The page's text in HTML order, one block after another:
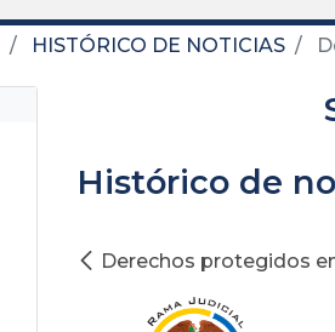
HISTÓRICO DE NOTICIAS
Histórico de
Derechos protegidos